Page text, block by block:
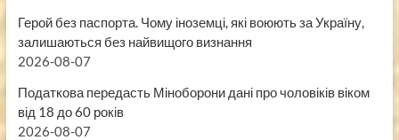
Герой без паспорта. Чому іноземці, які воюють за Україну,
залишаються без найвищого визнання
2026-08-07
Податкова передасть Міноборони дані про чоловіків віком
від 18 до 60 років
2026-08-07